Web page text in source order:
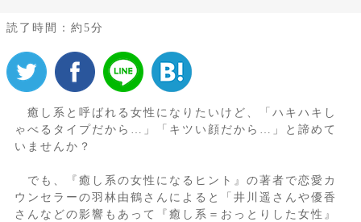
読了時間：約5分
癒し系と呼ばれる女性になりたいけど、「ハキハキし
ゃべるタイプだから…」「キツい顔だから…」と諦めて
いませんか？
でも、『癒し系の女性になるヒント』の著者で恋愛カ
ウンセラーの羽林由鶴さんによると「井川遥さんや優香
さんなどの影響もあって『癒し系＝おっとりした女性』